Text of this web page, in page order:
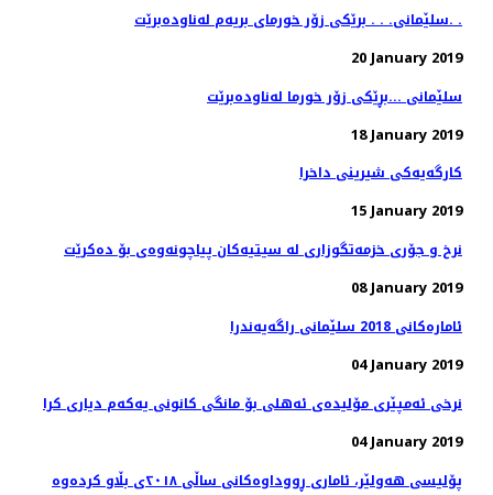
سلێمانی. . . برێكی زۆر خورمای بریه‌م له‌ناوده‌برێت. .
20 January 2019
سلێمانی ...بڕێكی زۆر خورما له‌ناوده‌برێت
18 January 2019
كارگه‌یه‌كی شیرینی داخرا
15 January 2019
08 January 2019
ئاماره‌كانی 2018 سلێمانی راگه‌یه‌ندرا
04 January 2019
نرخی ئەمپێری مۆلیدەی ئەهلی بۆ مانگی كانونی یەكەم دیاری كرا
04 January 2019
پۆلیسی هەولێر، ئاماری ڕووداوەكانی ساڵی ٢٠١٨ی بڵاو كردەوە